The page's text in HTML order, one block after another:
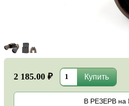
2 185.00 ₽
В РЕЗЕРВ на